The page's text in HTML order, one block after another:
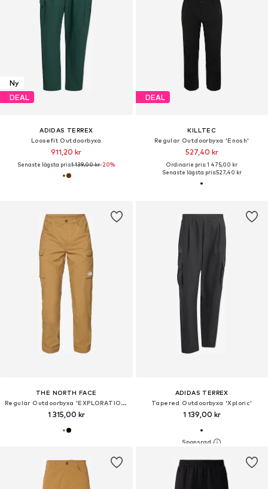
Ny
DEAL
ADIDAS TERREX
Loosefit Outdoorbyxa
911,20 kr
Senaste lägsta pris:1 139,00 kr-20%
DEAL
KILLTEC
Regular Outdoorbyxa 'Enosh'
527,40 kr
Ordinarie pris: 1 475,00 kr
Senaste lägsta pris:527,40 kr
THE NORTH FACE
Regular Outdoorbyxa 'EXPLORATION'
1 315,00 kr
ADIDAS TERREX
Tapered Outdoorbyxa 'Xploric'
1 139,00 kr